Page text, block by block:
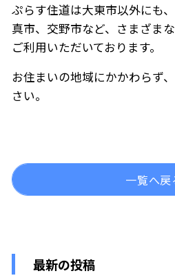
ぷらす住道は大東市以外にも
真市、交野市など、さまざま
ご利用いただいております。
お住まいの地域にかかわらず
さい。
一覧へ戻
最新の投稿